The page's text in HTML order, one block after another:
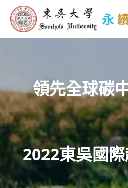
領先全球碳
2022東吳國